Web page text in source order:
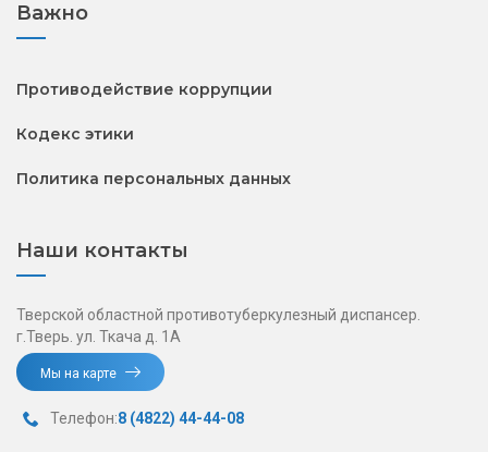
Важно
Противодействие коррупции
Кодекс этики
Политика персональных данных
Наши контакты
Тверской областной противотуберкулезный диспансер.
г.Тверь. ул. Ткача д. 1А
Мы на карте
Телефон:8 (4822) 44-44-08